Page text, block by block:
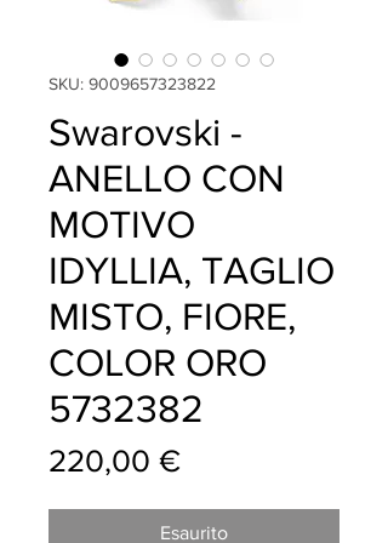
SKU: 9009657323822
Swarovski -
ANELLO CON
MOTIVO
IDYLLIA, TAGLIO
MISTO, FIORE,
COLOR ORO
5732382
220,00 €Prezzo
Esaurito